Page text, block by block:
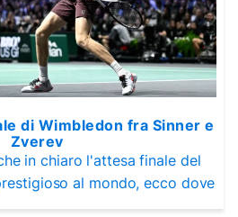
di Wimbledon fra Sinner e
Zverev
in chiaro l'attesa finale del
al mondo, ecco dove